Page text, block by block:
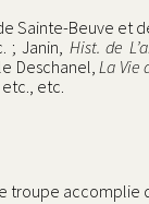
Sainte-Beuve et
; Janin, Hist. de
Deschanel, La Vie
etc.
troupe